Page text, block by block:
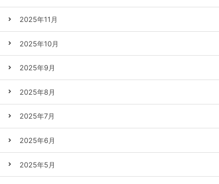
2025年11月
2025年10月
2025年9月
2025年8月
2025年7月
2025年6月
2025年5月